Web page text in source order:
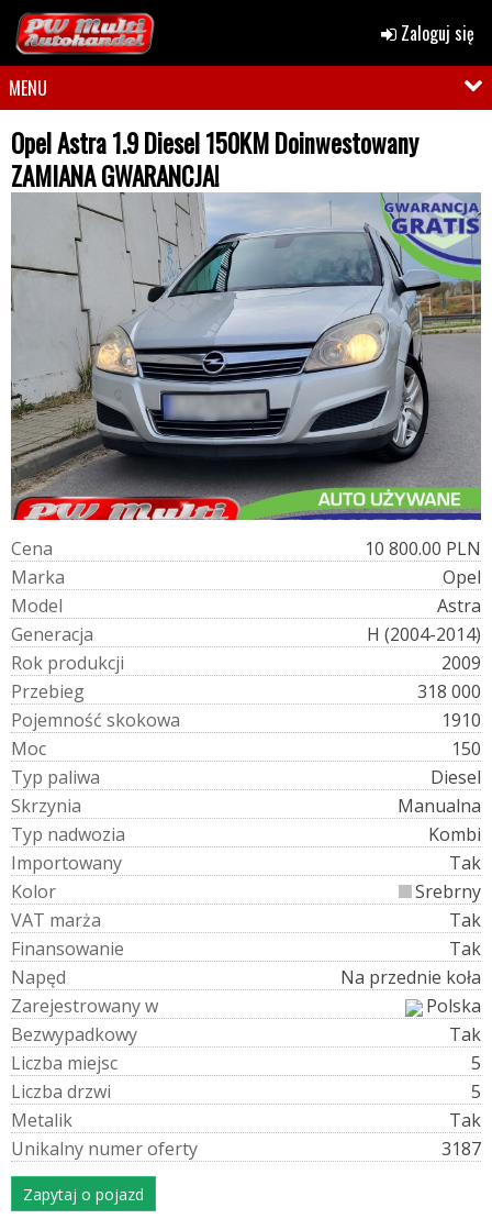
Zaloguj się
MENU
Opel Astra 1.9 Diesel 150KM Doinwestowany
ZAMIANA GWARANCJA!
Cena
10 800.00 PLN
Marka
Opel
Model
Astra
Generacja
H (2004-2014)
Rok produkcji
2009
Przebieg
318 000
Pojemność skokowa
1910
Moc
150
Typ paliwa
Diesel
Skrzynia
Manualna
Typ nadwozia
Kombi
Importowany
Tak
Kolor
Srebrny
VAT marża
Tak
Finansowanie
Tak
Napęd
Na przednie koła
Zarejestrowanyw
Polska
Bezwypadkowy
Tak
Liczba miejsc
5
Liczba drzwi
5
Metalik
Tak
Unikalny numeroferty 3187
Zapytaj o pojazd